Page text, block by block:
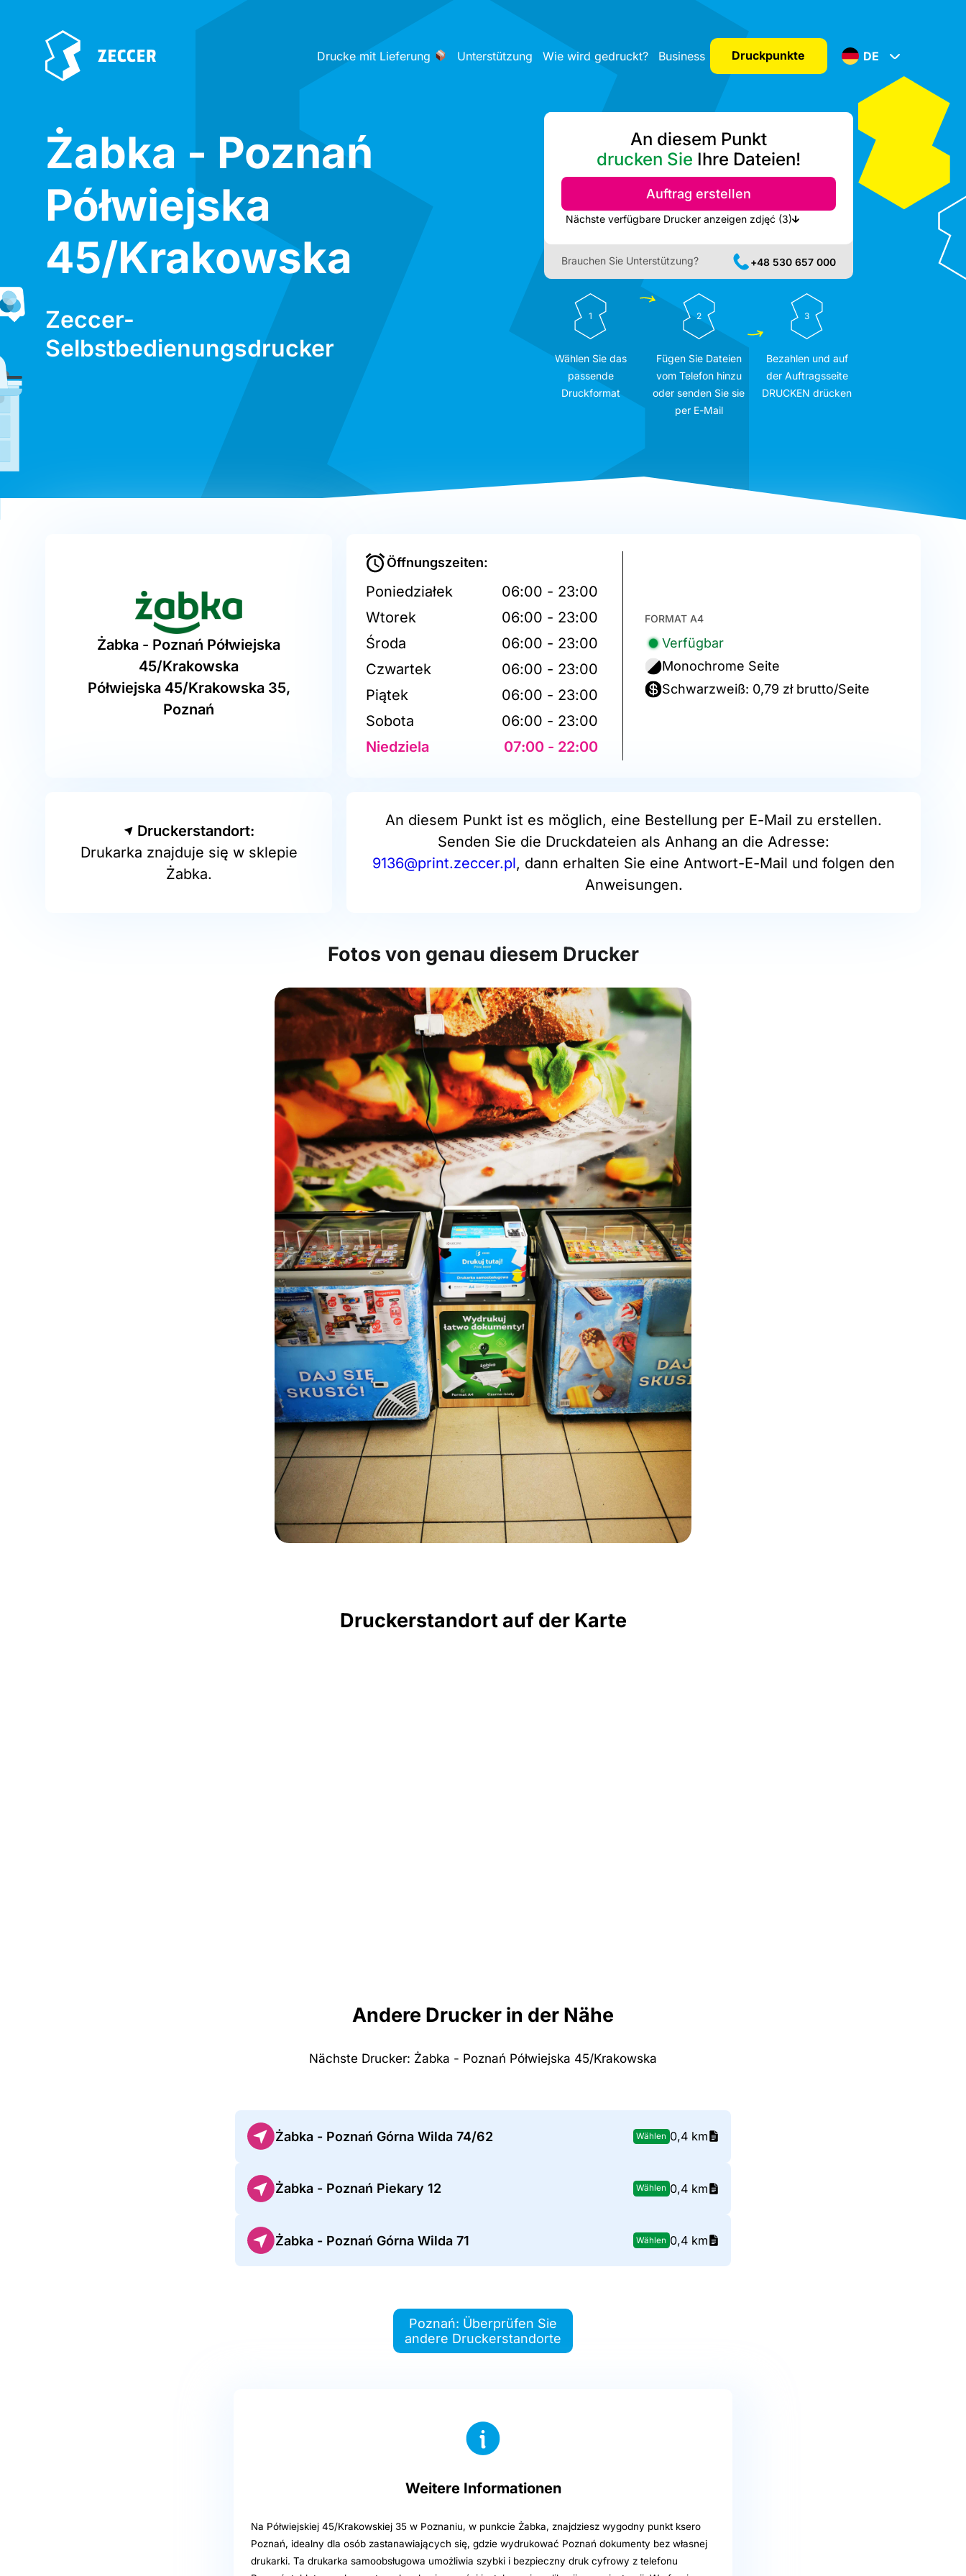
Drucke mit Lieferung Unterstützung Wie wird gedruckt? Business Druckpunkte DE
Żabka - Poznań
Półwiejska
45/Krakowska
Zeccer-
Selbstbedienungsdrucker
An diesem Punkt
drucken Sie Ihre Dateien!
Auftrag erstellen
Nächste verfügbare Drucker anzeigen zdjęć (3)
Brauchen Sie Unterstützung? +48 530 657 000
1
Wählen Sie das
passende
Druckformat
2
Fügen Sie Dateien
vom Telefon hinzu
oder senden Sie sie
per E-Mail
3
Bezahlen und auf
der Auftragsseite
DRUCKEN drücken
Żabka - Poznań Półwiejska
45/Krakowska
Półwiejska 45/Krakowska 35,
Poznań
Öffnungszeiten:
Poniedziałek
06:00 - 23:00
Wtorek
06:00 - 23:00
Środa
06:00 - 23:00
Czwartek
06:00 - 23:00
Piątek
06:00 - 23:00
Sobota
06:00 - 23:00
Niedziela
07:00 - 22:00
FORMAT A4
Verfügbar
Monochrome Seite
Schwarzweiß: 0,79 zł brutto/Seite
Druckerstandort:
Drukarka znajduje się w sklepie
Żabka.
An diesem Punkt ist es möglich, eine Bestellung per E-Mail zu erstellen.
Senden Sie die Druckdateien als Anhang an die Adresse:
9136@print.zeccer.pl, dann erhalten Sie eine Antwort-E-Mail und folgen den
Anweisungen.
Fotos von genau diesem Drucker
Druckerstandort auf der Karte
Andere Drucker in der Nähe
Nächste Drucker: Żabka - Poznań Półwiejska 45/Krakowska
Żabka - Poznań Górna Wilda 74/62 Wählen 0,4 km
Żabka - Poznań Piekary 12 Wählen 0,4 km
Żabka - Poznań Górna Wilda 71 Wählen 0,4 km
Poznań: Überprüfen Sie
andere Druckerstandorte
Weitere Informationen
Na Półwiejskiej 45/Krakowskiej 35 w Poznaniu, w punkcie Żabka, znajdziesz wygodny punkt ksero
Poznań, idealny dla osób zastanawiających się, gdzie wydrukować Poznań dokumenty bez własnej
drukarki. Ta drukarka samoobsługowa umożliwia szybki i bezpieczny druk cyfrowy z telefonu